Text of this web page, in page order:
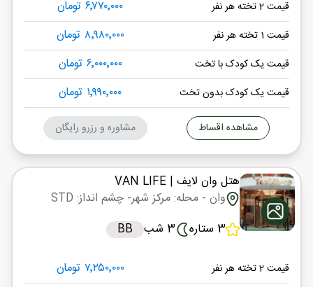
قیمت 2 تخته هر نفر ۶٬۷۷۰٬۰۰۰ تومان
قیمت 1 تخته هر نفر ۸٬۹۸۰٬۰۰۰ تومان
قیمت یک کودک با تخت ۶٬۰۰۰٬۰۰۰ تومان
قیمت یک کودک بدون تخت ۱٬۹۹۰٬۰۰۰ تومان
مشاهده اقساط مشاوره و رزرو رایگان
هتل وان لایف | VAN LIFE
وان - محله: مرکز شهر- چشم انداز: STD
3 ستاره
3 شب BB
قیمت 2 تخته هر نفر ۷٬۲۵۰٬۰۰۰ تومان